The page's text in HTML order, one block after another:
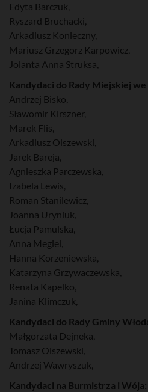
Edyta Barczuk,
Ryszard Bruchacki,
Arkadiusz Konieczny,
Mariusz Grzegorz Karpowicz,
Jolanta Anna Struksa,
Kandydaci do Rady Miejskiej we
Andrzej Bisko,
Sławomir Kirszner,
Marek Flis,
Arkadiusz Olszewski,
Jarek Bareja,
Agnieszka Parczewska,
Izabela Lewis,
Roman Stanilewicz,
Joanna Uryniuk,
Łucja Pamulska,
Anna Megiel,
Hanna Korzeniewska,
Katarzyna Grzywaczewska,
Renata Kapelko,
Janina Klimczuk,
Kandydaci do Rady Gminy
Małgorzata Dejneka,
Tomasz Olszewski,
Andrzej Wawryszuk,
Kandydaci na Burmistrza i Wója: